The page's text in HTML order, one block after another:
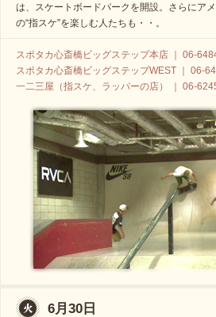
は、スケートボードパークを開設。さらにア
の“指スケ”を楽しむ人たちも・・。
スポタカ心斎橋ビッグステップ本店 ｜ 06-
スポタカ心斎橋ビッグステップWEST ｜ 06-
一二三屋（指スケ、ラッパーの店） ｜ 06-
6月30日